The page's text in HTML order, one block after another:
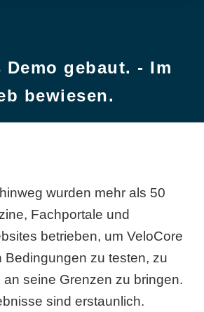
gebaut. - Im
bewiesen.
wurden mehr als 50
Fachportale und
betrieben, um VeloCore
Bedingungen zu testen, zu
seine Grenzen zu bringen.
sind erstaunlich.